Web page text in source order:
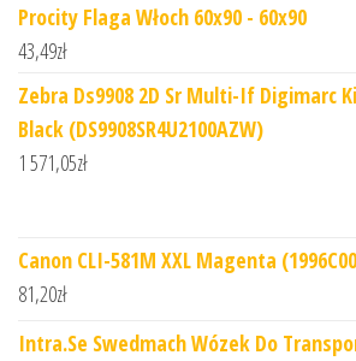
Procity Flaga Włoch 60x90 - 60x90
43,49zł
Zebra Ds9908 2D Sr Multi-If Digimarc
Black (DS9908SR4U2100AZW)
1 571,05zł
Canon CLI-581M XXL Magenta
81,20zł
Intra.Se Swedmach Wózek Do